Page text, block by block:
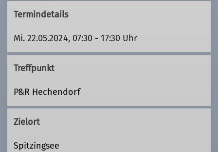
Termindetails
Mi. 22.05.2024, 07:30 - 17:30 Uhr
Treffpunkt
P&R Hechendorf
Zielort
Spitzingsee